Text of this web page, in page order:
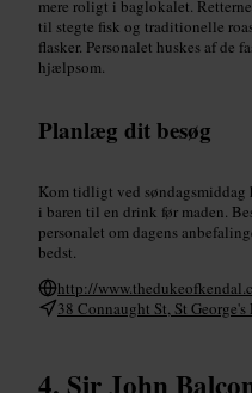
mere roligt i baglokalet.
til stegte fisk og traditionelle
flasker. Personalet huskes af de
hjælpsom.
Planlæg dit besøg
Kom tidligt ved
i baren til en drink før maden.
personalet om dagens
bedst.
http://
38 Connaught St, St
Sir John